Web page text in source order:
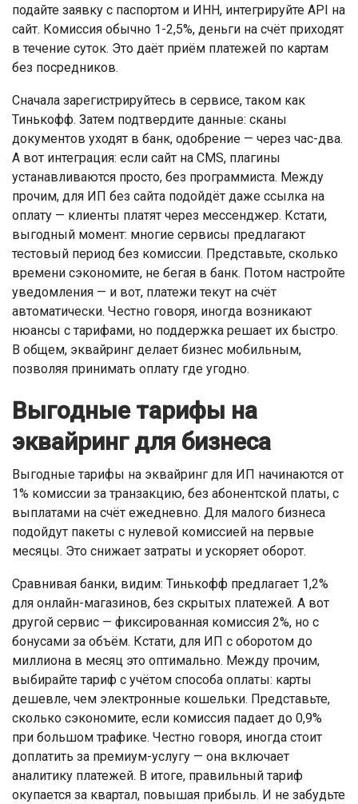
подайте заявку с паспортом и ИНН, интегрируйте API на
сайт. Комиссия обычно 1-2,5%, деньги на счёт приходят
в течение суток. Это даёт приём платежей по картам
без посредников.
Сначала зарегистрируйтесь в сервисе, таком как
Тинькофф. Затем подтвердите данные: сканы
документов уходят в банк, одобрение — через час-два.
А вот интеграция: если сайт на CMS, плагины
устанавливаются просто, без программиста. Между
прочим, для ИП без сайта подойдёт даже ссылка на
оплату — клиенты платят через мессенджер. Кстати,
выгодный момент: многие сервисы предлагают
тестовый период без комиссии. Представьте, сколько
времени сэкономите, не бегая в банк. Потом настройте
уведомления — и вот, платежи текут на счёт
автоматически. Честно говоря, иногда возникают
нюансы с тарифами, но поддержка решает их быстро.
В общем, эквайринг делает бизнес мобильным,
позволяя принимать оплату где угодно.
Выгодные тарифы на
эквайринг для бизнеса
Выгодные тарифы на эквайринг для ИП начинаются от
1% комиссии за транзакцию, без абонентской платы, с
выплатами на счёт ежедневно. Для малого бизнеса
подойдут пакеты с нулевой комиссией на первые
месяцы. Это снижает затраты и ускоряет оборот.
Сравнивая банки, видим: Тинькофф предлагает 1,2%
для онлайн-магазинов, без скрытых платежей. А вот
другой сервис — фиксированная комиссия 2%, но с
бонусами за объём. Кстати, для ИП с оборотом до
миллиона в месяц это оптимально. Между прочим,
выбирайте тариф с учётом способа оплаты: карты
дешевле, чем электронные кошельки. Представьте,
сколько сэкономите, если комиссия падает до 0,9%
при большом трафике. Честно говоря, иногда стоит
доплатить за премиум-услугу — она включает
аналитику платежей. В итоге, правильный тариф
окупается за квартал, повышая прибыль. И не забудьте